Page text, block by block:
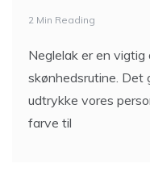
2 Min Reading
Neglelak er en
skønhedsrutine. Det
udtrykke vores
farve til